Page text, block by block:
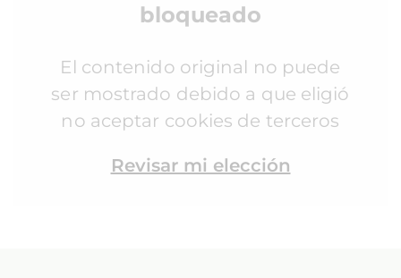
bloqueado
El contenido original no puede
ser mostrado debido a que eligió
no aceptar cookies de terceros
Revisar mi elección